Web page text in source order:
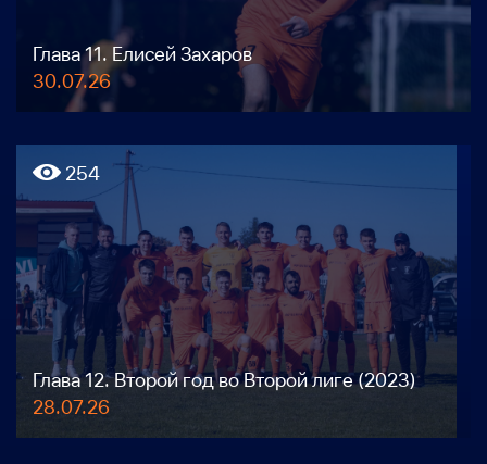
Глава 11. Елисей Захаров
30.07.26
254
Глава 12. Второй год во Второй лиге (2023)
28.07.26